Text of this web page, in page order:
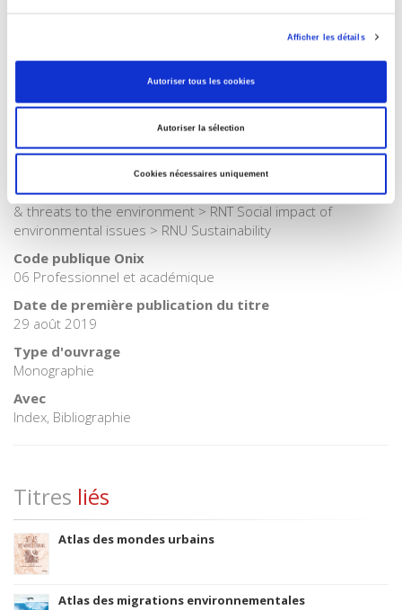
Afficher les détails
Autoriser tous les cookies
Autoriser la sélection
Cookies nécessaires uniquement
Internet Hierarchy>Environnement
Internet Hierarchy>Géopolitique
BISAC Subject Heading
SOC000000 SOCIAL SCIENCE > SCI026000 SCIENCE /
Environmental Science > SCI092000 SCIENCE / Global
Warming & Climate Change
BIC subject category (UK)
RN The environment > RNR Natural disasters > RNP Pollution
& threats to the environment > RNT Social impact of
environmental issues > RNU Sustainability
Code publique Onix
06 Professionnel et académique
Date de première publication du titre
29 août 2019
Type d'ouvrage
Monographie
Avec
Index, Bibliographie
Titres liés
Atlas des mondes urbains
Atlas des migrations environnementales